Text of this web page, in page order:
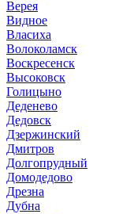
Верея
Видное
Власиха
Волоколамск
Воскресенск
Высоковск
Голицыно
Деденево
Дедовск
Дзержинский
Дмитров
Долгопрудный
Домодедово
Дрезна
Дубна